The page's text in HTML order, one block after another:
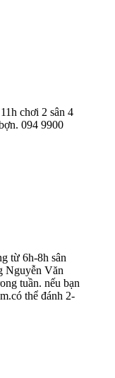
chơi 2 sân 4
094 9900
từ 6h-8h sân
Nguyễn Văn
tuần. nếu bạn
thể đánh 2-